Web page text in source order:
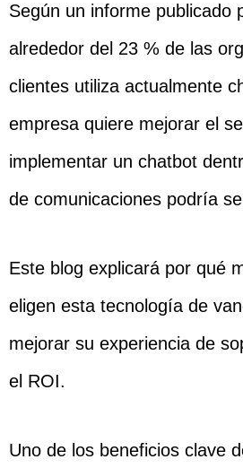
Según un informe publicado
alrededor del 23 % de las
clientes utiliza actualmente
empresa quiere mejorar el
implementar un chatbot
de comunicaciones podría
Este blog explicará por qué
eligen esta tecnología de
mejorar su experiencia de
el ROI.
Uno de los beneficios clave